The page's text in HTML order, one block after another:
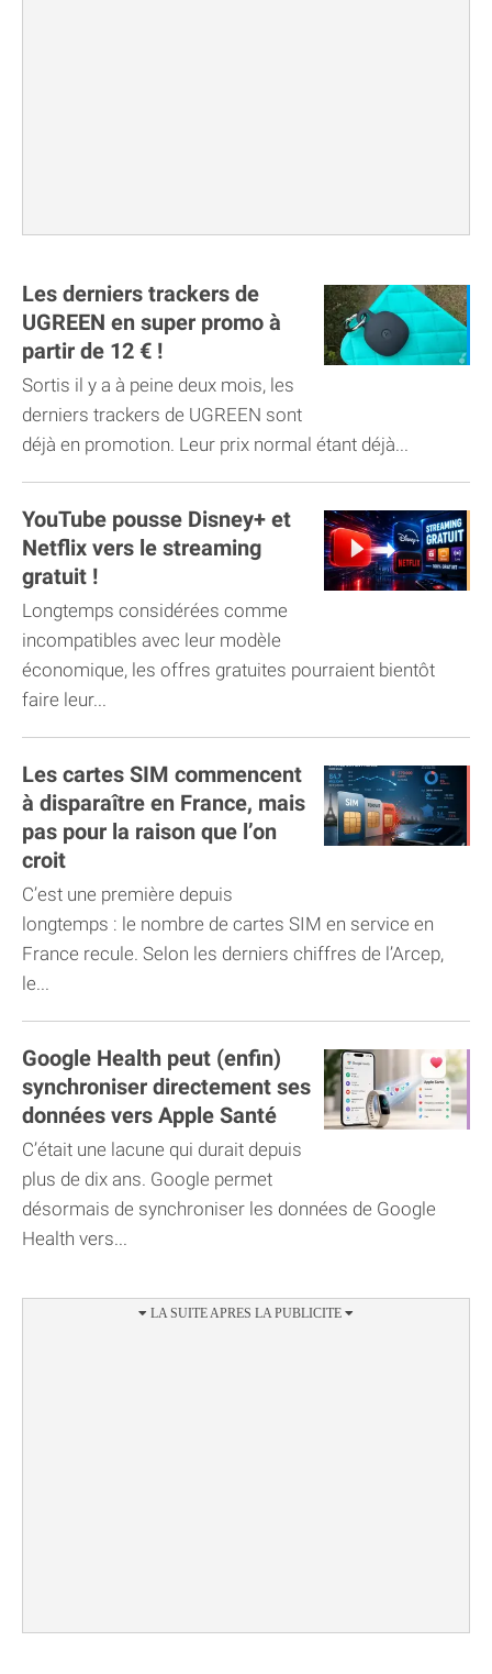
Les derniers trackers de
UGREEN en super promo à
partir de 12 € !
Sortis il y a à peine deux mois, les
derniers trackers de UGREEN sont
déjà en promotion. Leur prix normal étant déjà...
YouTube pousse Disney+ et
Netflix vers le streaming
gratuit !
Longtemps considérées comme
incompatibles avec leur modèle
économique, les offres gratuites pourraient bientôt
faire leur...
Les cartes SIM commencent
à disparaître en France, mais
pas pour la raison que l’on
croit
C’est une première depuis
longtemps : le nombre de cartes SIM en service en
France recule. Selon les derniers chiffres de l’Arcep,
le...
Google Health peut (enfin)
synchroniser directement ses
données vers Apple Santé
C’était une lacune qui durait depuis
plus de dix ans. Google permet
désormais de synchroniser les données de Google
Health vers...